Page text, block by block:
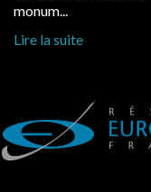
monum...
Lire la suite